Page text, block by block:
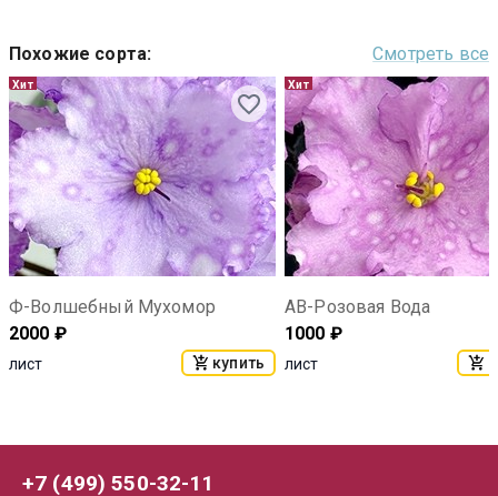
Похожие сорта: Смотреть все
Хит
Ф-Волшебный Мухомор
2000 ₽
лист купить
Хит
АВ-Розовая Вода
1000 ₽
лист
+7 (499) 550-32-11